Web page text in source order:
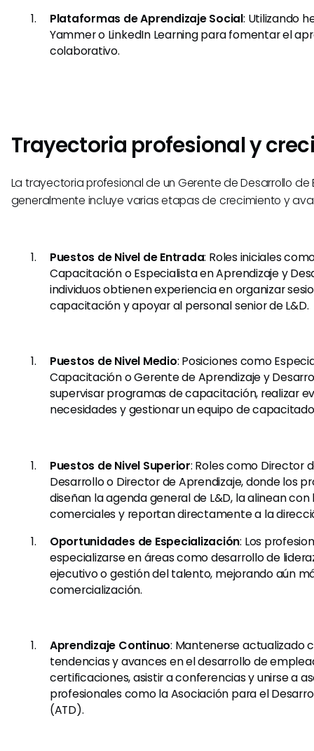
Plataformas de Aprendizaje Social: Utilizando
Yammer o LinkedIn Learning para fomentar el
colaborativo.
Trayectoria profesional y
La trayectoria profesional de un Gerente de Desarrollo de
generalmente incluye varias etapas de crecimiento y
Puestos de Nivel de Entrada: Roles iniciales
Capacitación o Especialista en Aprendizaje y
individuos obtienen experiencia en organizar
capacitación y apoyar al personal senior de L&D.
Puestos de Nivel Medio: Posiciones como
Capacitación o Gerente de Aprendizaje y
supervisar programas de capacitación, realizar
necesidades y gestionar un equipo de
Puestos de Nivel Superior: Roles como Director
Desarrollo o Director de Aprendizaje, donde los
diseñan la agenda general de L&D, la alinean
comerciales y reportan directamente a la
Oportunidades de Especialización: Los
especializarse en áreas como desarrollo de
ejecutivo o gestión del talento, mejorando aún
comercialización.
Aprendizaje Continuo: Mantenerse actualizado
tendencias y avances en el desarrollo de
certificaciones, asistir a conferencias y unirse a
profesionales como la Asociación para el
(ATD).